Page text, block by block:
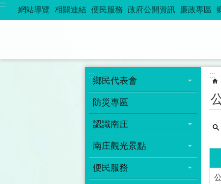
跳到主要內容區塊
:::
網站導覽 相關連結 便民服務 政府公開資訊 廉政專區
:::
鄉民代表會
防災專區
認識南庄
南庄觀光景點
便民服務
:::